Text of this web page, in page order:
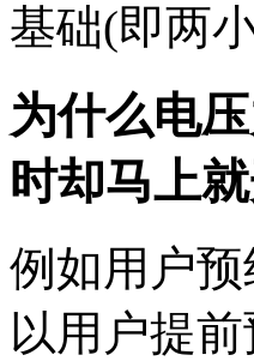
基础(即两
为什么电
时却马上
例如用户
以用户提